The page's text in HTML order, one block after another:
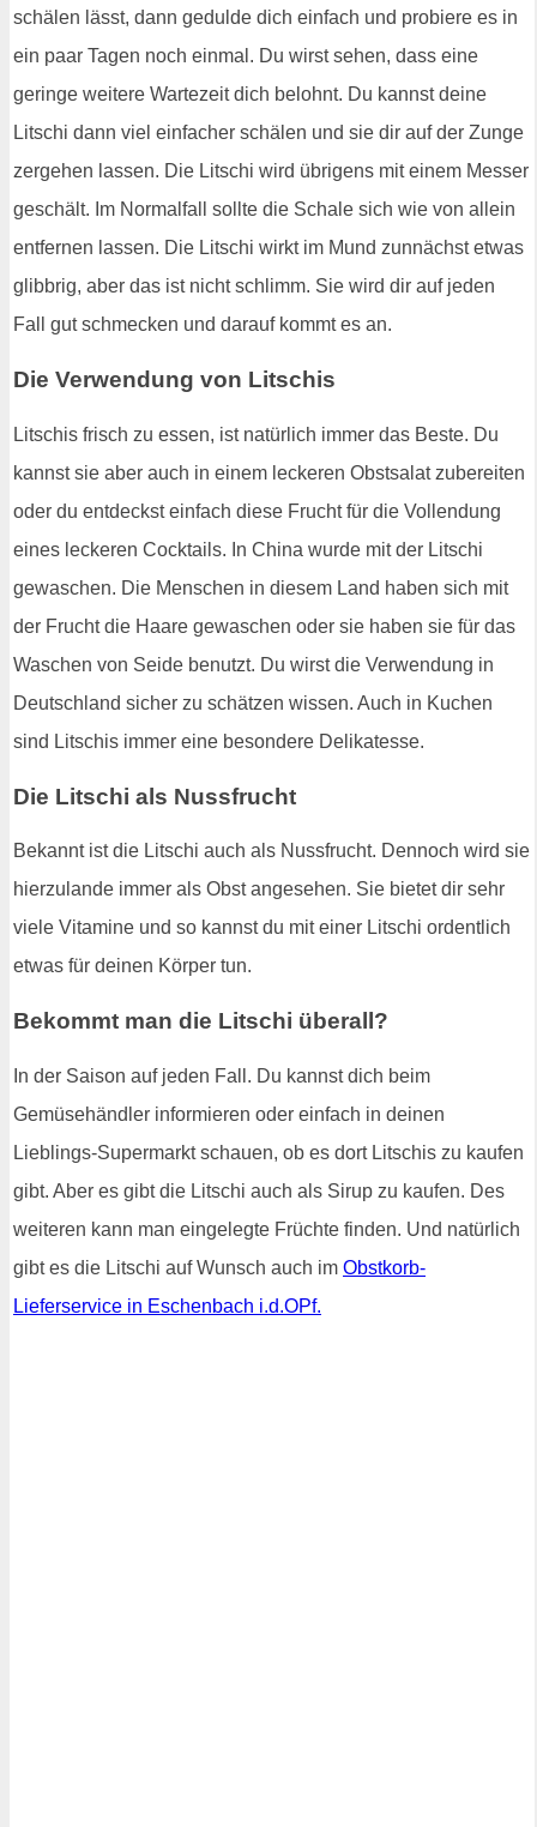
schälen lässt, dann gedulde dich einfach und probiere es in
ein paar Tagen noch einmal. Du wirst sehen, dass eine
geringe weitere Wartezeit dich belohnt. Du kannst deine
Litschi dann viel einfacher schälen und sie dir auf der Zunge
zergehen lassen. Die Litschi wird übrigens mit einem Messer
geschält. Im Normalfall sollte die Schale sich wie von allein
entfernen lassen. Die Litschi wirkt im Mund zunnächst etwas
glibbrig, aber das ist nicht schlimm. Sie wird dir auf jeden
Fall gut schmecken und darauf kommt es an.
Die Verwendung von Litschis
Litschis frisch zu essen, ist natürlich immer das Beste. Du
kannst sie aber auch in einem leckeren Obstsalat zubereiten
oder du entdeckst einfach diese Frucht für die Vollendung
eines leckeren Cocktails. In China wurde mit der Litschi
gewaschen. Die Menschen in diesem Land haben sich mit
der Frucht die Haare gewaschen oder sie haben sie für das
Waschen von Seide benutzt. Du wirst die Verwendung in
Deutschland sicher zu schätzen wissen. Auch in Kuchen
sind Litschis immer eine besondere Delikatesse.
Die Litschi als Nussfrucht
Bekannt ist die Litschi auch als Nussfrucht. Dennoch wird sie
hierzulande immer als Obst angesehen. Sie bietet dir sehr
viele Vitamine und so kannst du mit einer Litschi ordentlich
etwas für deinen Körper tun.
Bekommt man die Litschi überall?
In der Saison auf jeden Fall. Du kannst dich beim
Gemüsehändler informieren oder einfach in deinen
Lieblings-Supermarkt schauen, ob es dort Litschis zu kaufen
gibt. Aber es gibt die Litschi auch als Sirup zu kaufen. Des
weiteren kann man eingelegte Früchte finden. Und natürlich
gibt es die Litschi auf Wunsch auch im Obstkorb-
Lieferservice in Eschenbach i.d.OPf.